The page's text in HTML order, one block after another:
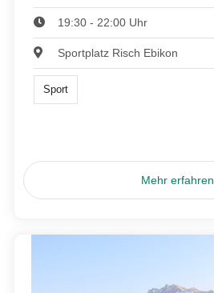
19:30 - 22:00 Uhr
Sportplatz Risch Ebikon
Sport
Mehr erfahren